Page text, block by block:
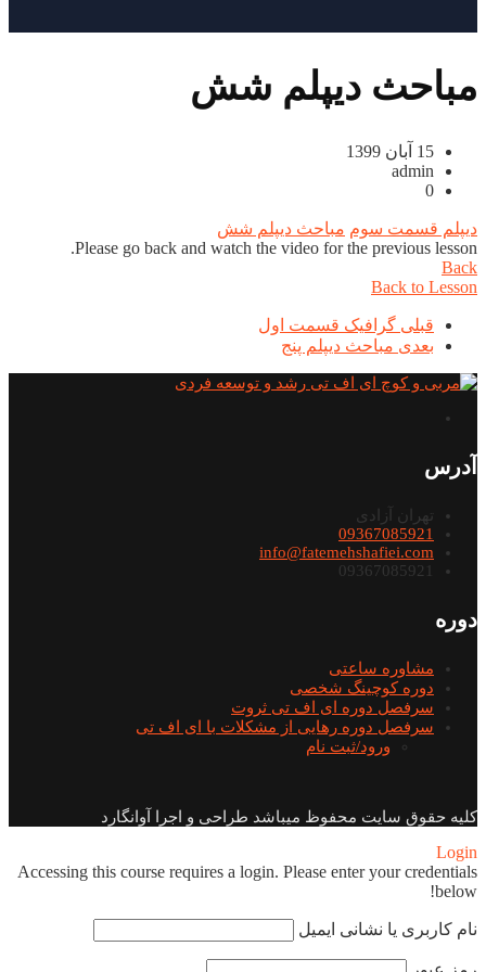
مباحث دیپلم شش
15 آبان 1399
admin
0
دیپلم قسمت سوم مباحث دیپلم شش
Please go back and watch the video for the previous lesson.
Back
Back to Lesson
قبلی گرافیک قسمت اول
بعدی مباحث دیپلم پنج
آدرس
تهران آزادی
09367085921
info@fatemehshafiei.com
09367085921
دوره
مشاوره ساعتی
دوره کوچینگ شخصی
سرفصل دوره ای اف تی ثروت
سرفصل دوره رهایی از مشکلات با ای اف تی
ورود/ثبت نام
کلیه حقوق سایت محفوظ میباشد طراحی و اجرا آوانگارد
Login
Accessing this course requires a login. Please enter your credentials
below!
نام کاربری یا نشانی ایمیل